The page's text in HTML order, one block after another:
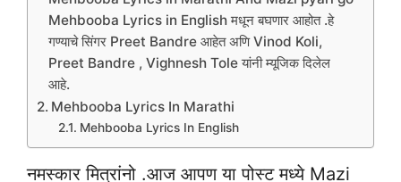
Mehbooba Lyrics in English मधून बघणार आहोत .हे
गण्याचे सिंगर Preet Bandre आहेत अणि Vinod Koli,
Preet Bandre , Vighnesh Tole यांनी म्यूजिक दिलेल
आहे.
Mehbooba Lyrics In Marathi
Mehbooba Lyrics In English
नमस्कार मित्रांनो .आज आपण या पोस्ट मध्ये Mazi